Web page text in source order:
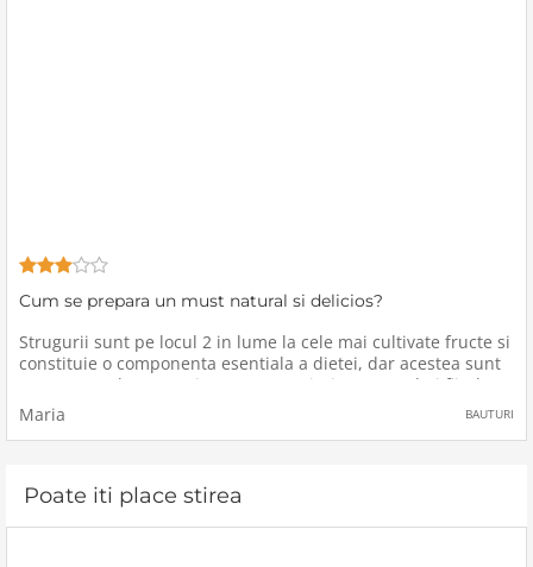
Cum se prepara un must natural si delicios?
Strugurii sunt pe locul 2 in lume la cele mai cultivate fructe si
constituie o componenta esentiala a dietei, dar acestea sunt
consumate doar un mic procent, majoritatea recoltei fiind
transformata in bauturi alcoolice, in special vin.Deseori cand
Maria BAUTURI
Poate iti place stirea